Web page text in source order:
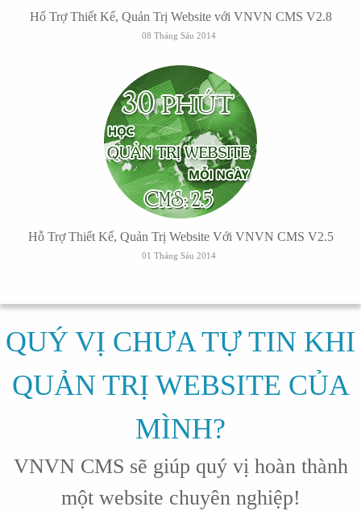
Hổ Trợ Thiết Kế, Quản Trị Website với VNVN CMS V2.8
08 Tháng Sáu 2014
Hỗ Trợ Thiết Kế, Quản Trị Website Với VNVN CMS V2.5
01 Tháng Sáu 2014
QUÝ VỊ CHƯA TỰ TIN KHI
QUẢN TRỊ WEBSITE CỦA
MÌNH?
VNVN CMS sẽ giúp quý vị hoàn thành
một website chuyên nghiệp!